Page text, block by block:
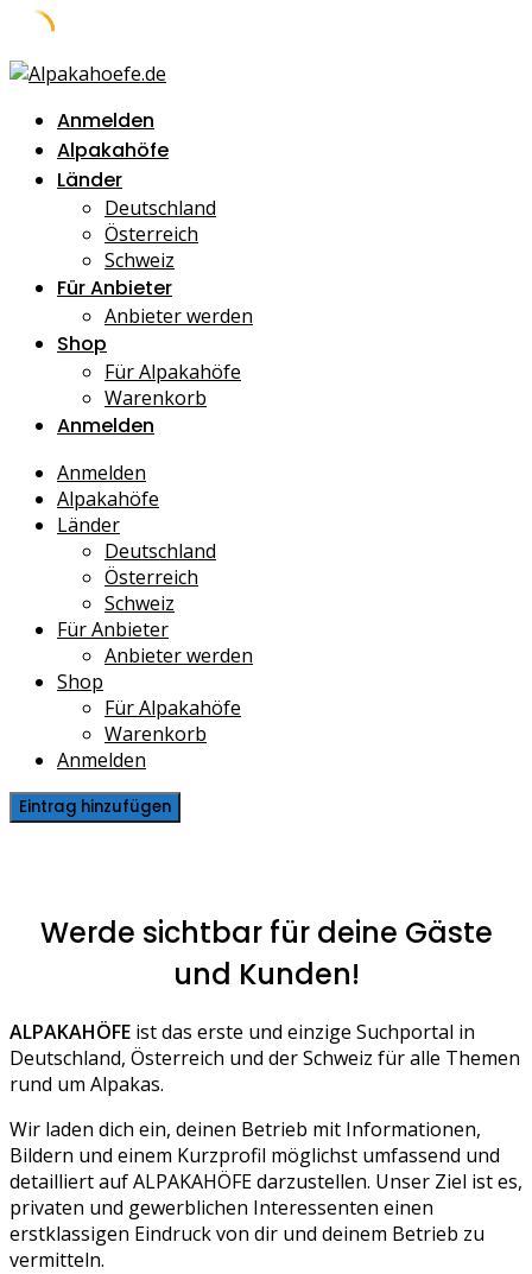
Skip
contentAnmelden
Alpakahöfe
Länder
Deutschland
Österreich
Schweiz
Für Anbieter
Anbieter werden
Shop
Für Alpakahöfe
Warenkorb
Anmelden
Anmelden
Alpakahöfe
Länder
Deutschland
Österreich
Schweiz
Für Anbieter
Anbieter werden
Shop
Für Alpakahöfe
Warenkorb
Anmelden
Eintrag hinzufügen
Werde sichtbar für deine Gäste
und Kunden!
ALPAKAHÖFE ist das erste und einzige Suchportal in
Deutschland, Österreich und der Schweiz für alle Themen
rund um Alpakas.
Wir laden dich ein, deinen Betrieb mit Informationen,
Bildern und einem Kurzprofil möglichst umfassend und
detailliert auf ALPAKAHÖFE darzustellen. Unser Ziel ist es,
privaten und gewerblichen Interessenten einen
erstklassigen Eindruck von dir und deinem Betrieb zu
vermitteln.